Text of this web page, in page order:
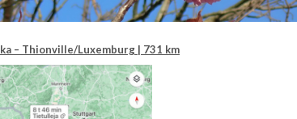
– Thionville/Luxemburg | 731 km